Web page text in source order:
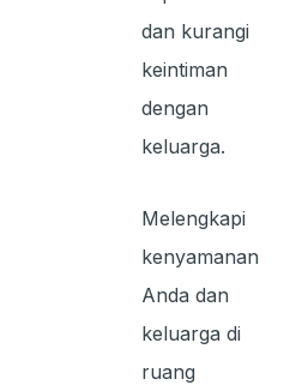
dan kurangi
keintiman
dengan
keluarga.
Melengkapi
kenyamanan
Anda dan
keluarga di
ruang